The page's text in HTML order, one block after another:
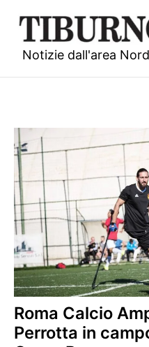
contenuto
Notizie dall'area
Roma Calcio
Perrotta in